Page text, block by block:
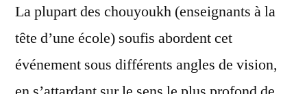
La plupart des chouyoukh (enseignants à la
tête d’une école) soufis abordent cet
événement sous différents angles de vision,